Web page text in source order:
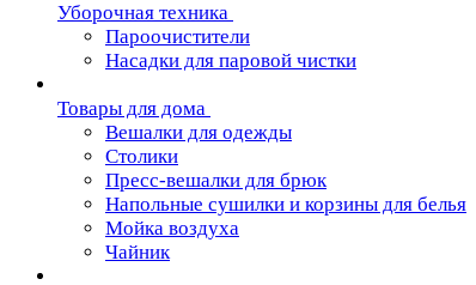
Уборочная техника
Пароочистители
Насадки для паровой чистки
Товары для дома
Вешалки для одежды
Столики
Пресс-вешалки для брюк
Напольные сушилки и корзины для белья
Мойка воздуха
Чайник